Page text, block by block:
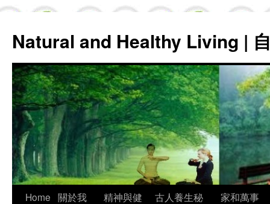
Natural and Healthy Living |
Skip
Home 關於我
精神與健
古人養生秘
家和萬事